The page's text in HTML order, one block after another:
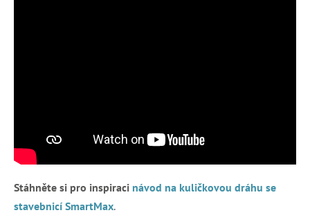
Stáhněte si pro inspiraci návod na kuličkovou dráhu se
stavebnicí SmartMax.